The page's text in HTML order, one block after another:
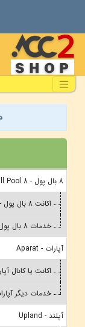
8 بال پول - 8 Ball Pool
اکانت 8 بال پول - 8 Ball Pool
خدمات 8 بال پول - 8 Ball Pool
آپارات - Aparat
اکانت یا کانال
خدمات دیگر
آپلند - Upland